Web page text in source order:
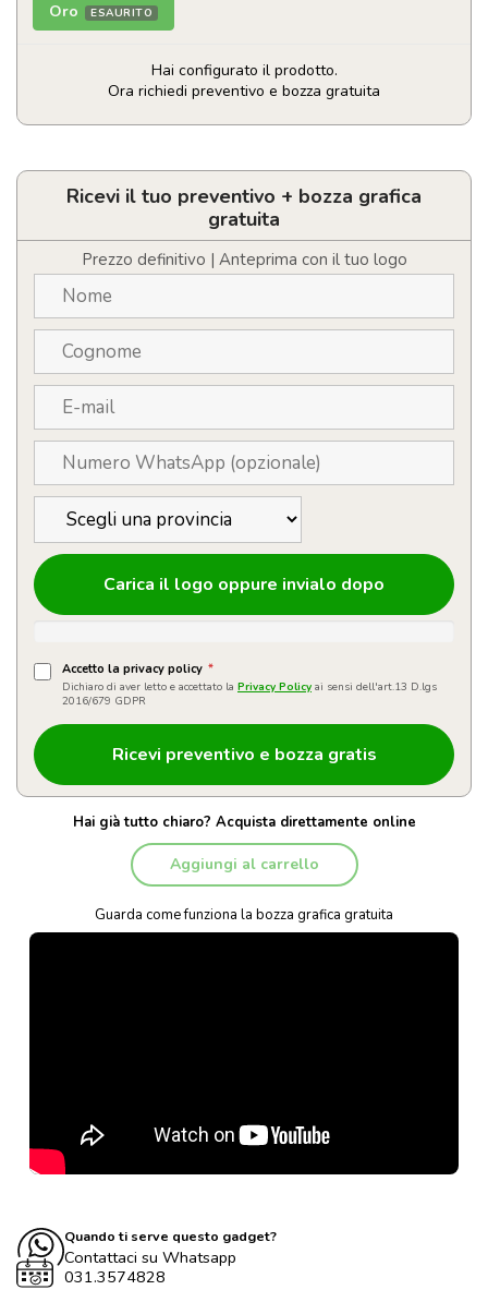
Oro ESAURITO
Hai configurato il prodotto.
Ora richiedi preventivo e bozza gratuita
Set
scatole
regalo
quantità
Ricevi il tuo preventivo + bozza grafica
gratuita
Prezzo definitivo | Anteprima con il tuo logo
Carica il logo oppure invialo dopo
Accetto la privacy policy *
Dichiaro di aver letto e accettato la Privacy Policy ai sensi dell'art.13 D.lgs
2016/679 GDPR
Hai già tutto chiaro? Acquista direttamente online
Aggiungi al carrello
Guarda come funziona la bozza grafica gratuita
Quando ti serve questo gadget?
Contattaci su Whatsapp
031.3574828